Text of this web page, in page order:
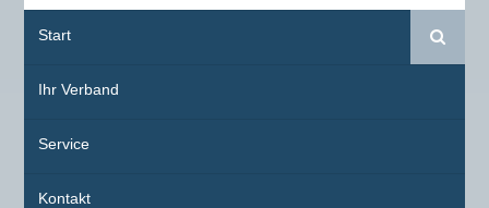
Start
Ihr Verband
Service
Kontakt
Suche